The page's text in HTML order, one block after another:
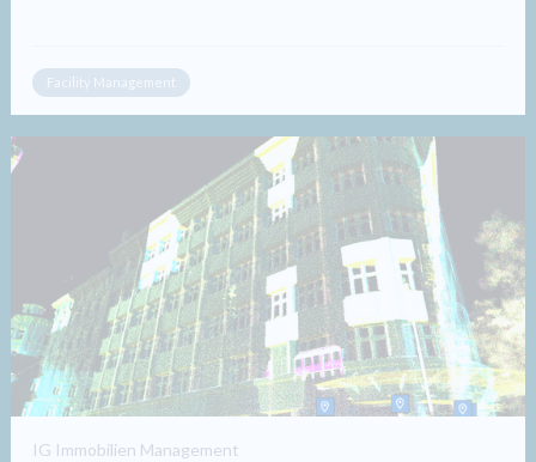
Facility Management
IG Immobilien Management